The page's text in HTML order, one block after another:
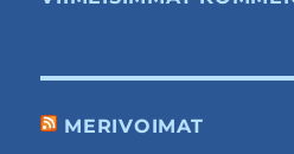
MERIVOIMAT